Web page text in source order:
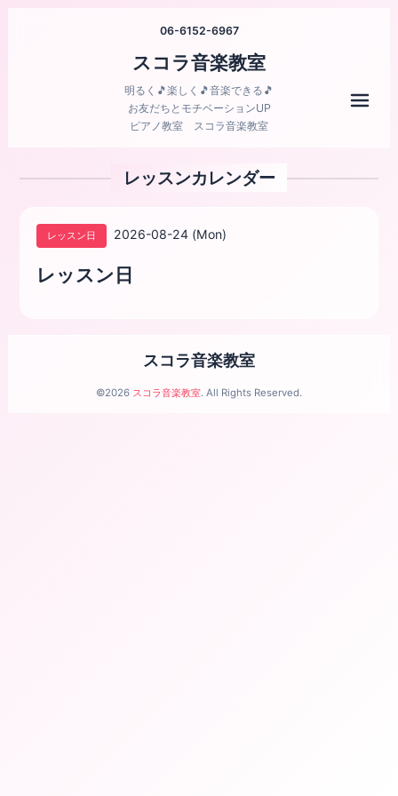
06-6152-6967
スコラ音楽教室
明るく🎵楽しく🎵音楽できる🎵
お友だちとモチベーションUP
ピアノ教室 スコラ音楽教室
レッスンカレンダー
レッスン日 2026-08-24 (Mon)
レッスン日
スコラ音楽教室
©2026 スコラ音楽教室. All Rights Reserved.